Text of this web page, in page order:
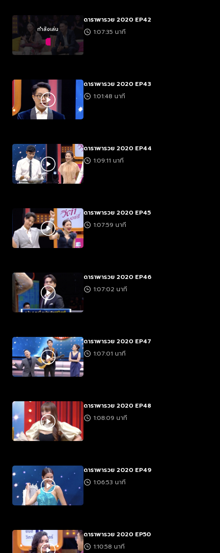
กำลังเล่น
ดาราพารวย 2020 EP42
1:07:35 นาที
ดาราพารวย 2020 EP43
1:01:48 นาที
ดาราพารวย 2020 EP44
1:09:11 นาที
ดาราพารวย 2020 EP45
1:07:59 นาที
ดาราพารวย 2020 EP46
1:07:02 นาที
ดาราพารวย 2020 EP47
1:07:01 นาที
ดาราพารวย 2020 EP48
1:08:09 นาที
ดาราพารวย 2020 EP49
1:06:53 นาที
ดาราพารวย 2020 EP50
1:10:58 นาที